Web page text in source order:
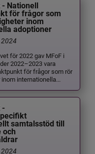
Nationell
för frågor som
inom
adoptioner
för 2022 gav MFoF i
2022–2023 vara
för frågor som rör
internationella...
-
samtalsstöd till
och